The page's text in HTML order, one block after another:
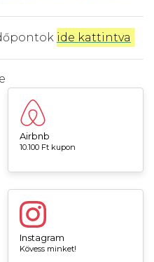
ide kattintva
Airbnb
10.100 Ft kupon
Instagram
Kövess minket!